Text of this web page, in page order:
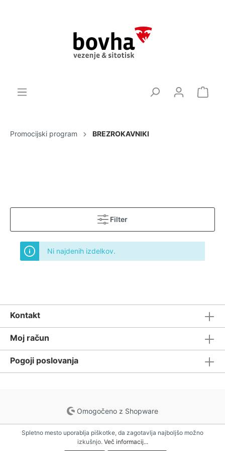
Promocijski program BREZROKAVNIKI
Filter
Ni najdenih izdelkov.
Kontakt
Moj račun
Pogoji poslovanja
Omogočeno z Shopware
Spletno mesto uporablja piškotke, da zagotavlja najboljšo možno
izkušnjo. Več informacij...